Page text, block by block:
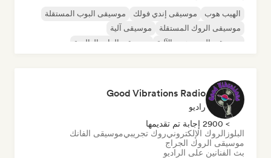
الهيب هوب موسيقى إندي فولك
موسيقى البوب المستقلة
موسيقى الروك المستقلة
موسيقى آلية
موسيقى الهيب هوب الآلية
موسيقى الراب العالمية
Good Vibrations Radio
راديو
> 2900 إجابة تم تقديمها
البلوز الروك الإلكترونيروك تجريبيموسيقى الفانك
موسيقى الروك الجراج
بث الفنانين على الراديو